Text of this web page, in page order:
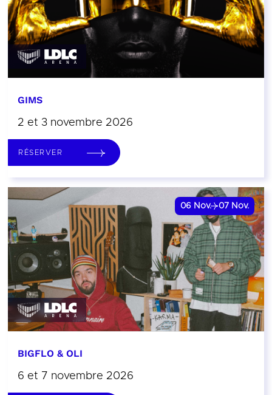
GIMS
2 et 3 novembre 2026
RÉSERVER
06 Nov. 07 Nov.
BIGFLO & OLI
6 et 7 novembre 2026